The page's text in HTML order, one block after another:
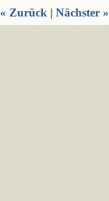
« Zurück | Nächster »